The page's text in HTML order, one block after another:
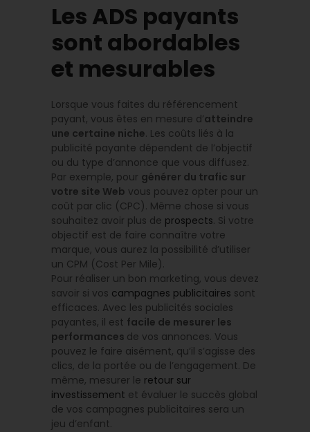
Les ADS payants
sont abordables
et mesurables
Lorsque vous faites du référencement
payant, vous êtes en mesure d’atteindre
une certaine niche. Les coûts liés à la
publicité payante dépendent de l’objectif
ou du type d’annonce que vous diffusez.
Par exemple, pour générer du trafic sur
votre site Web vous pouvez opter pour un
coût par clic (CPC). Même chose si vous
souhaitez avoir plus de prospects. Si votre
objectif est de faire connaître votre
marque, vous aurez la possibilité d’utiliser
un CPM (Cost Per Mile).
Pour réaliser un bon marketing, vous devez
savoir si vos campagnes publicitaires sont
efficaces. Avec les publicités sociales
payantes, il est facile de mesurer les
performances de vos annonces. Vous
pouvez le faire aisément, qu’il s’agisse des
clics, de la portée ou de l’engagement. De
même, mesurer le retour sur
investissement et évaluer le succès global
de vos campagnes publicitaires sera un
jeu d’enfant.